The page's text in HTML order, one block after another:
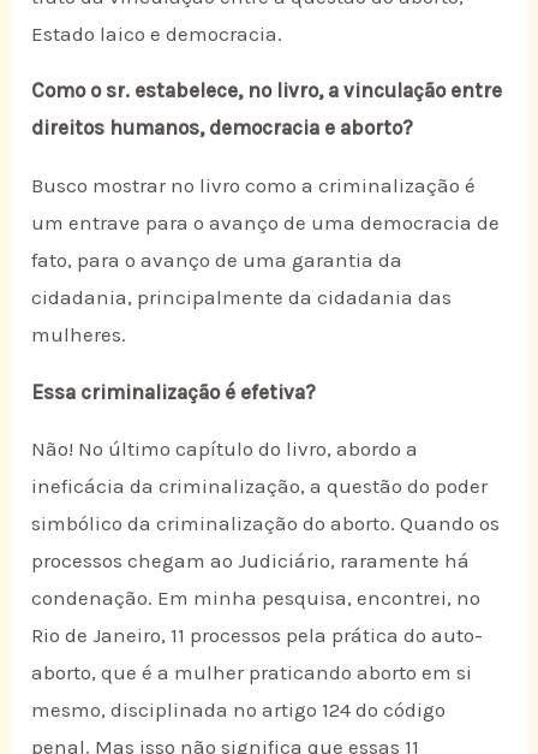
Estado laico e democracia.
Como o sr. estabelece, no livro, a vinculação entre
direitos humanos, democracia e aborto?
Busco mostrar no livro como a criminalização é
um entrave para o avanço de uma democracia de
fato, para o avanço de uma garantia da
cidadania, principalmente da cidadania das
mulheres.
Essa criminalização é efetiva?
Não! No último capítulo do livro, abordo a
ineficácia da criminalização, a questão do poder
simbólico da criminalização do aborto. Quando os
processos chegam ao Judiciário, raramente há
condenação. Em minha pesquisa, encontrei, no
Rio de Janeiro, 11 processos pela prática do auto-
aborto, que é a mulher praticando aborto em si
mesmo, disciplinada no artigo 124 do código
penal. Mas isso não significa que essas 11